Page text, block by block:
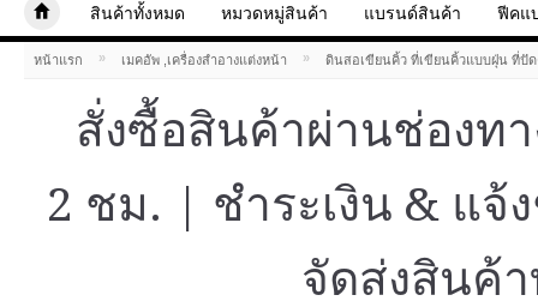
สินค้าทั้งหมด หมวดหมู่สินค้า แบรนด์สินค้า ฟีคแ
หน้าแรก » เมคอัพ ,เครื่องสำอางแต่งหน้า » ดินสอเขียนคิ้ว ที่เขียนคิ้วแบบฝุ่น ที่ปั
สั่งซื้อสินค้าผ่านช่องทา
2 ชม. | ชำระเงิน & แจ้
จัดส่งสินค้